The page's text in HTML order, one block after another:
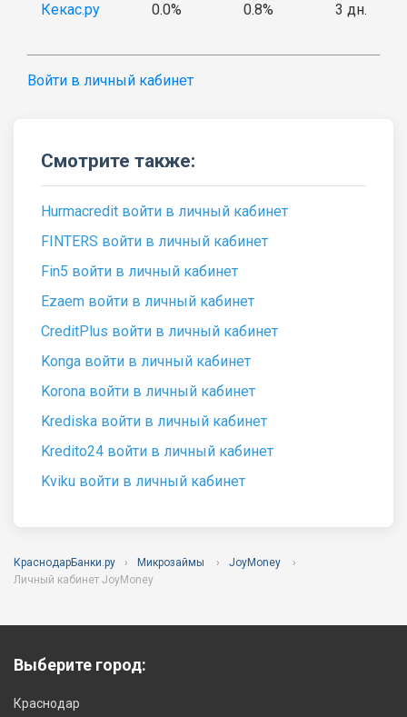
Кекас.ру 0.0% 0.8% 3 дн.
Войти в личный кабинет
Смотрите также:
Hurmacredit войти в личный кабинет
FINTERS войти в личный кабинет
Fin5 войти в личный кабинет
Ezaem войти в личный кабинет
CreditPlus войти в личный кабинет
Konga войти в личный кабинет
Korona войти в личный кабинет
Krediska войти в личный кабинет
Kredito24 войти в личный кабинет
Kviku войти в личный кабинет
КраснодарБанки.ру Микрозаймы
JoyMoney
Личный кабинет JoyMoney
Выберите город:
Краснодар